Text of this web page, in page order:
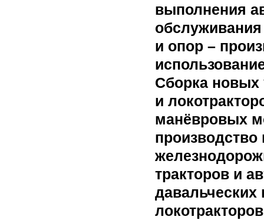
выполнения
обслуживания
и опор –
Сборка новых
и
манёвровых
тракторов и
давальческих